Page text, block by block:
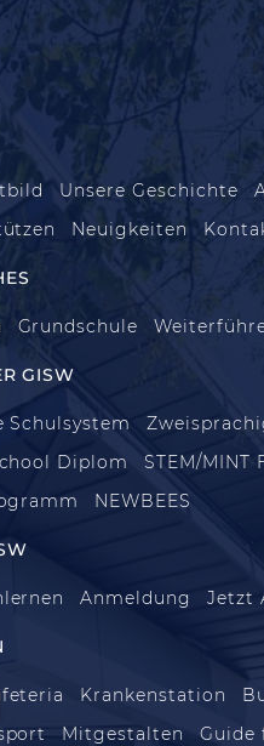
Unsere Geschichte
Neuigkeiten
Grundschule
GISW
Schulsystem
Diplom
STEM/MINT
NEWBEES
Anmeldung Jetzt
Krankenstation
Mitgestalten Guide